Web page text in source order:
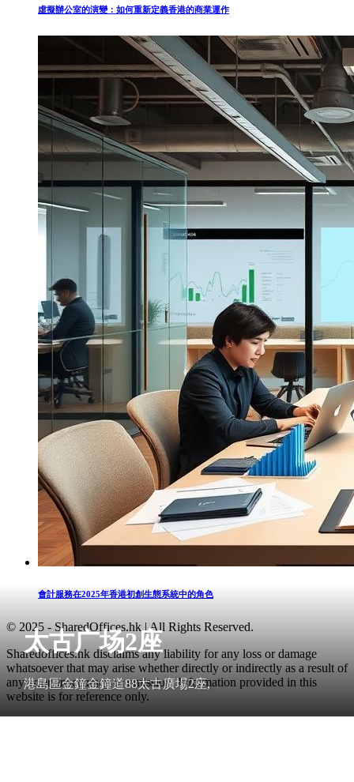
太古广场2座
港島區金鐘金鐘道88太古廣場2座,
虛擬辦公室的演變：如何重新定義香港的商業運作
會計服務在2025年香港初創生態系統中的角色
© 2025 - SharedOffices.hk | All Rights Reserved.
Sharedoffices.hk disclaims any liability for any loss or damage
whatsoever that may arise whether directly or indirectly as a result of
any error, inaccuracy or omission. Information provided in this
website is for reference only.